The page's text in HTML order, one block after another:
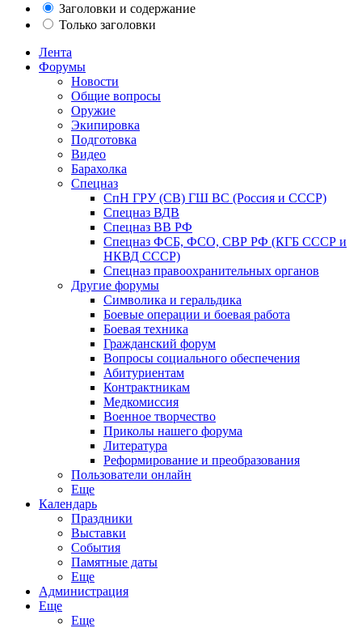
Заголовки и содержание
Только заголовки
Лента
Форумы
Новости
Общие вопросы
Оружие
Экипировка
Подготовка
Видео
Барахолка
Спецназ
СпН ГРУ (СВ) ГШ ВС (Россия и СССР)
Спецназ ВДВ
Спецназ ВВ РФ
Спецназ ФСБ, ФСО, СВР РФ (КГБ СССР и
НКВД СССР)
Спецназ правоохранительных органов
Другие форумы
Символика и геральдика
Боевые операции и боевая работа
Боевая техника
Гражданский форум
Вопросы социального обеспечения
Абитуриентам
Контрактникам
Медкомиссия
Военное творчество
Приколы нашего форума
Литература
Реформирование и преобразования
Пользователи онлайн
Еще
Календарь
Праздники
Выставки
События
Памятные даты
Еще
Администрация
Еще
Еще